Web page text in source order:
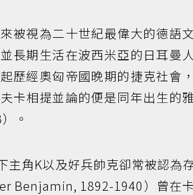
被視為二十世紀最偉大的德語
長期生活在波西米亞的日耳曼
歷經奧匈帝國晚期的捷克社會
卡相提並論的便是同年出生的
。
主角K以及好兵帥克卻常被認為
Benjamin, 1892-1940）曾在